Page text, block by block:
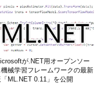
が.NET用オープンソー
機械学習フレームワークの最新
「ML.NET 0.11」を公開